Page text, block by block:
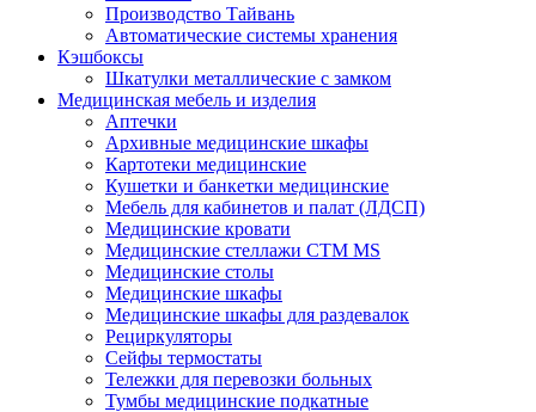
Производство Тайвань
Автоматические системы хранения
Кэшбоксы
Шкатулки металлические с замком
Медицинская мебель и изделия
Аптечки
Архивные медицинские шкафы
Картотеки медицинские
Кушетки и банкетки медицинские
Мебель для кабинетов и палат (ЛДСП)
Медицинские кровати
Медицинские стеллажи CTM MS
Медицинские столы
Медицинские шкафы
Медицинские шкафы для раздевалок
Рециркуляторы
Сейфы термостаты
Тележки для перевозки больных
Тумбы медицинские подкатные